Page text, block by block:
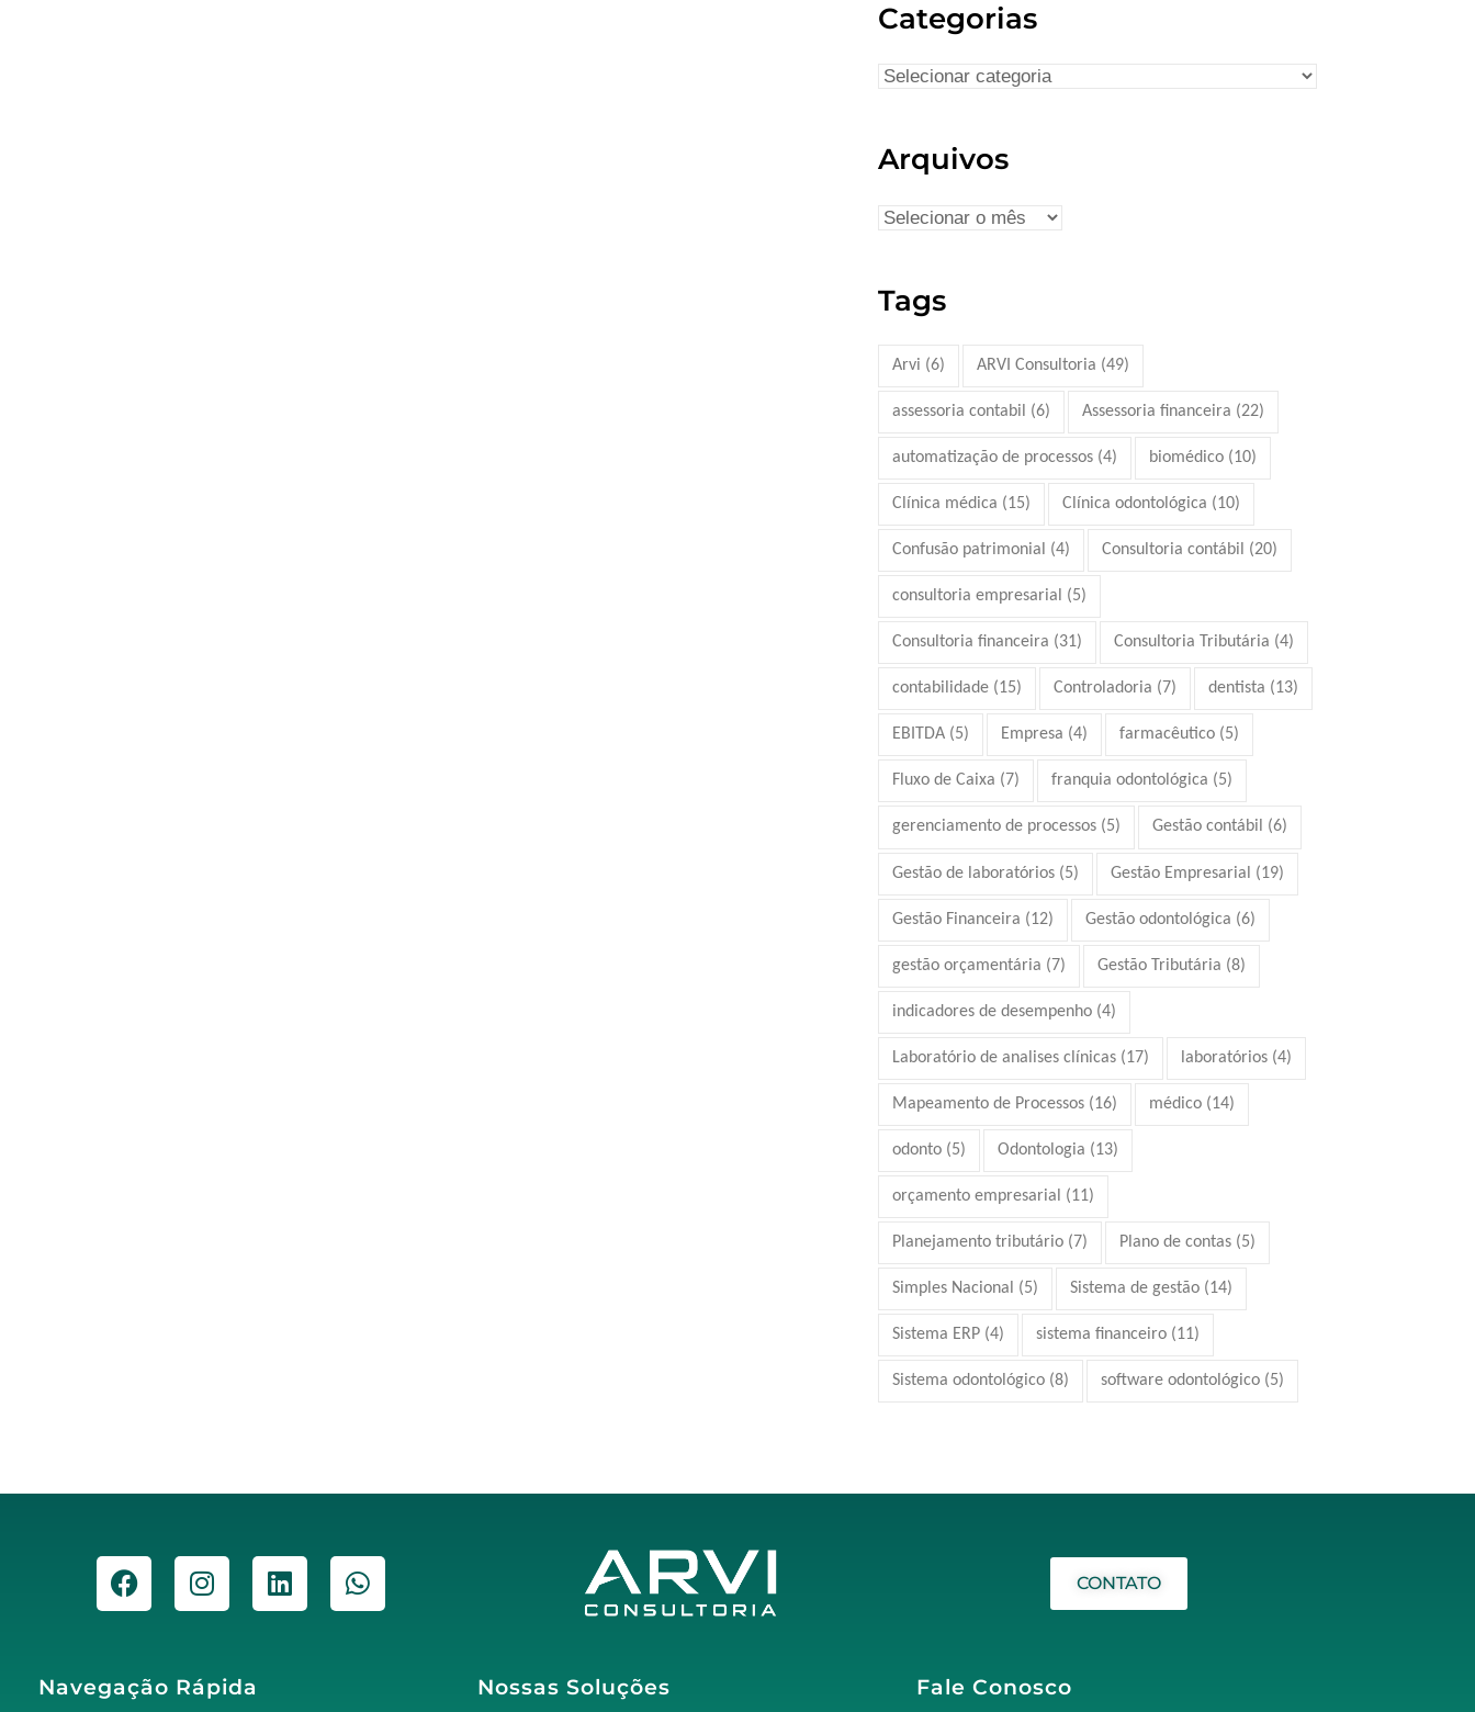
Categorias
Arquivos
Tags
Arvi (6) ARVI Consultoria (49)
assessoria contabil (6) Assessoria financeira (22)
automatização de processos (4) biomédico (10)
Clínica médica (15) Clínica odontológica (10)
Confusão patrimonial (4) Consultoria contábil (20)
consultoria empresarial (5)
Consultoria financeira (31) Consultoria Tributária (4)
contabilidade (15) Controladoria (7) dentista (13)
EBITDA (5) Empresa (4) farmacêutico (5)
Fluxo de Caixa (7) franquia odontológica (5)
gerenciamento de processos (5) Gestão contábil (6)
Gestão de laboratórios (5) Gestão Empresarial (19)
Gestão Financeira (12) Gestão odontológica (6)
gestão orçamentária (7) Gestão Tributária (8)
indicadores de desempenho (4)
Laboratório de analises clínicas (17) laboratórios (4)
Mapeamento de Processos (16) médico (14)
odonto (5) Odontologia (13)
orçamento empresarial (11)
Planejamento tributário (7) Plano de contas (5)
Simples Nacional (5) Sistema de gestão (14)
Sistema ERP (4) sistema financeiro (11)
Sistema odontológico (8) software odontológico (5)
CONTATO
Navegação Rápida Nossas Soluções Fale Conosco